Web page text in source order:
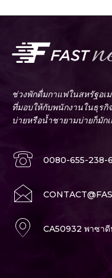
ช่วงพักดื่มกาแฟในสหรัฐอเ
ที่มอบให้กับพนักงานในธุร
บ่ายหรือน้ำชายามบ่ายก็มัก
0080-655-238-
CA50932 พาซาดี